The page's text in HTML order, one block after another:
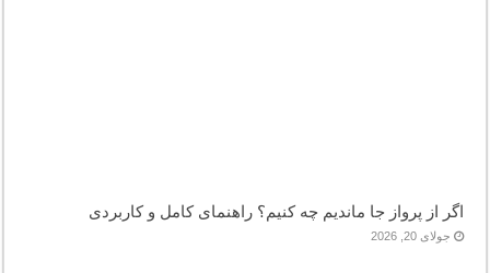
اگر از پرواز جا ماندیم چه کنیم؟ راهنمای کامل و کاربردی
جولای 20, 2026